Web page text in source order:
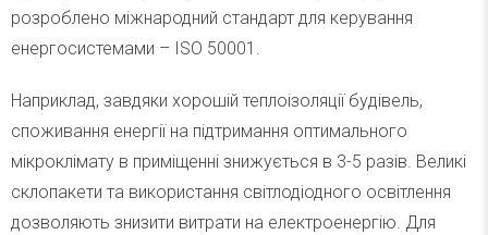
розроблено міжнародний стандарт для керування
енергосистемами – ISO 50001.
Наприклад, завдяки хорошій теплоізоляції будівель,
споживання енергії на підтримання оптимального
мікроклімату в приміщенні знижується в 3-5 разів. Великі
склопакети та використання світлодіодного освітлення
дозволяють знизити витрати на електроенергію. Для